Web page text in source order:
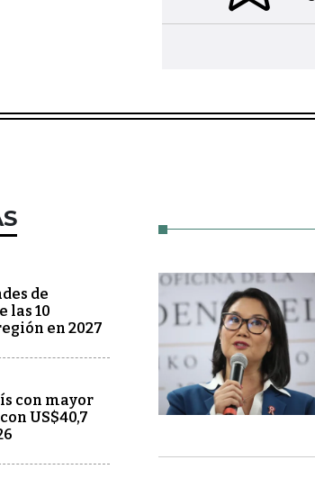
de
las 10
en 2027
con mayor
US$40,7